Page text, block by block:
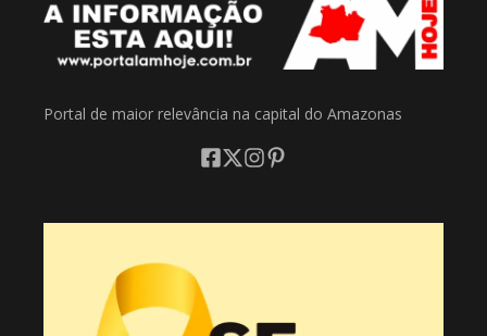
Portal de maior relevância na capital do Amazonas